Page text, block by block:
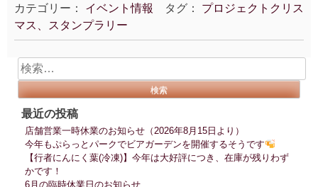
カテゴリー： イベント情報 タグ： プロジェクトクリス
マス、スタンプラリー
検
索:
最近の投稿
店舗営業一時休業のお知らせ（2026年8月15日より）
今年もぷらっとパークでビアガーデンを開催するそうです
【行者にんにく葉(冷凍)】今年は大好評につき、在庫が残りわず
かです！
6月の臨時休業日のお知らせ